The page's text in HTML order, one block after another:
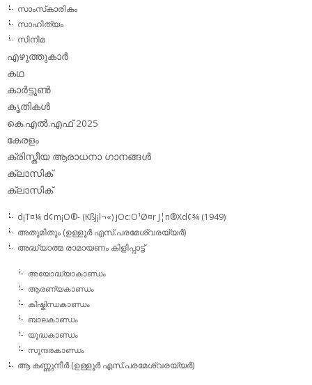
സാംസ്‌കാരികം
സാഹിത്യം
സിനിമ
എഴുത്തുകാര്‍
കഥ
കാര്‍ട്ടൂണ്‍
കൃതികള്‍
കെ.എല്‍.എഫ് 2025
കേരളം
ക്രിസ്തീയ ആരാധനാ ഗാനങ്ങള്‍
ക്ലാസിക്‌
ക്ലാസിക്
d¡T¤¼ d¢m¡O®- (KßJ¡l¬«) jOc:O¹Ø¤r J¦n®Xd¢¾ (1949)
അതുമിതും (ഉള്ളൂര്‍ എസ്.പരമേശ്വരയ്യര്‍)
അദ്ധ്യാത്മ രാമായണം കിളിപ്പാട്ട്‌
അയോദ്ധ്യാകാണ്ഡം
ആരണ്യകാണ്ഡം
കിഷ്കിന്ധകാണ്ഡം
ബാലകാണ്ഡം
യൂദ്ധകാണ്ഡം
സുന്ദരകാണ്ഡം
ആ കണ്ണുനീര്‍ (ഉള്ളൂര്‍ എസ്.പരമേശ്വരയ്യര്‍)